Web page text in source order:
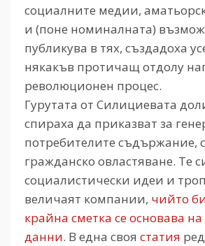
социалните медии,
и (поне номиналната)
публикува в тях, създадоха
някакъв протичащ отдолу
революционен процес.
Гурутата от Силициевата
спираха да приказват за
потребителите съдържание,
гражданско овластяване. Те
социалистически идеи и
величаят компании, чийто
крайна сметка се основава
данни. В една своя статия